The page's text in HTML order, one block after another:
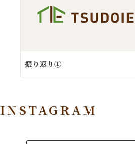
振り返り①
INSTAGRAM